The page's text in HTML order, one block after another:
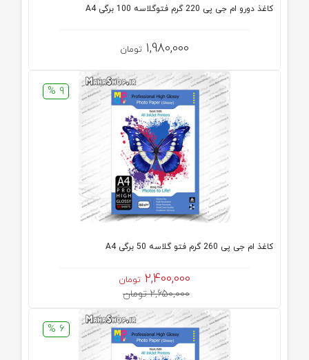
کاغذ دورو ام جی پی 220 گرم فتوگلاسه 100 برگی A4
1,980,000 تومان
9 %
کاغذ ام جی پی 260 گرم فتو گلاسه 50 برگی A4
2,400,000 تومان
2,650,000 تومان
6 %